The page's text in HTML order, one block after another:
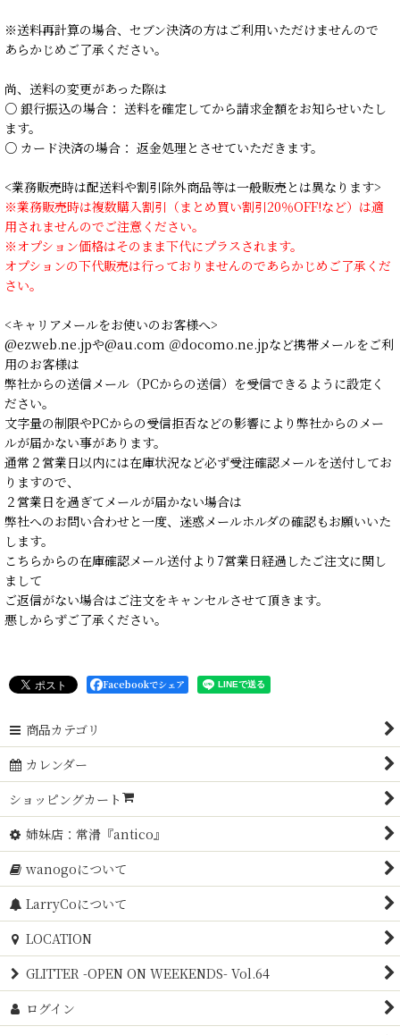
※送料再計算の場合、セブン決済の方はご利用いただけませんので
あらかじめご了承ください。
尚、送料の変更があった際は
○ 銀行振込の場合： 送料を確定してから請求金額をお知らせいたし
ます。
○ カード決済の場合： 返金処理とさせていただきます。
<業務販売時は配送料や割引除外商品等は一般販売とは異なります>
※業務販売時は複数購入割引（まとめ買い割引20％OFF!など）は適
用されませんのでご注意ください。
※オプション価格はそのまま下代にプラスされます。
オプションの下代販売は行っておりませんのであらかじめご了承くだ
さい。
<キャリアメールをお使いのお客様へ>
@ezweb.ne.jpや@au.com ＠docomo.ne.jpなど携帯メールをご利
用のお客様は
弊社からの送信メール（PCからの送信）を受信できるように設定く
ださい。
文字量の制限やPCからの受信拒否などの影響により弊社からのメー
ルが届かない事があります。
通常２営業日以内には在庫状況など必ず受注確認メールを送付してお
りますので、
２営業日を過ぎてメールが届かない場合は
弊社へのお問い合わせと一度、迷惑メールホルダの確認もお願いいた
します。
こちらからの在庫確認メール送付より7営業日経過したご注文に関し
まして
ご返信がない場合はご注文をキャンセルさせて頂きます。
悪しからずご了承ください。
Facebookでシェア
商品カテゴリ
カレンダー
ショッピングカート
姉妹店：常滑『antico』
wanogoについて
LarryCoについて
LOCATION
GLITTER -OPEN ON WEEKENDS- Vol.64
ログイン